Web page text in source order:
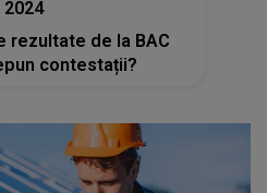
2024
rezultate de la BAC
contestații?